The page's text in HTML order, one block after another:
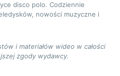
disco polo. Codziennie
nowości muzyczne i
i materiałów wideo w całości
zgody wydawcy.